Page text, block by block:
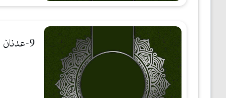
9-عدنان ابراهیم